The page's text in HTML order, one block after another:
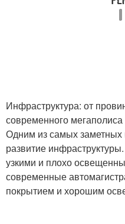
Инфраструктура: от
современного мегаполиса
Одним из самых заметных
развитие
узкими и плохо
современные
покрытием и хорошим